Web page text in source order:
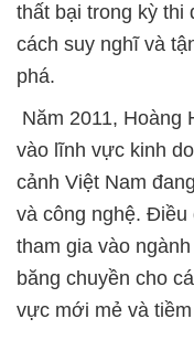
thất bại trong kỳ thi
cách suy nghĩ và
phá.
Năm 2011, Hoàng
vào lĩnh vực kinh
cảnh Việt Nam
và công nghệ. Điều
tham gia vào
băng chuyền cho
vực mới mẻ và